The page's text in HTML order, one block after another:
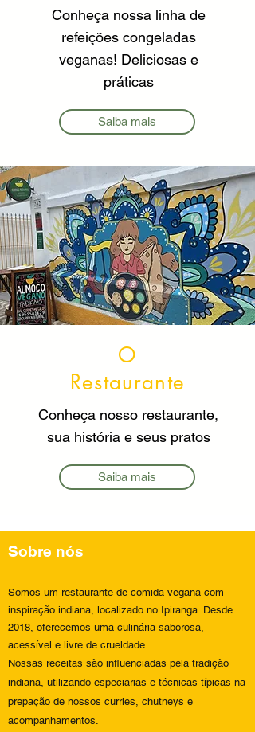
Conheça nossa linha de
refeições congeladas
veganas! Deliciosas e
práticas
Saiba mais
O
Restaurante
Conheça nosso restaurante,
sua história e seus pratos
Saiba mais
Sobre nós
Somos um restaurante de comida vegana com
inspiração indiana, localizado no Ipiranga. Desde
2018, oferecemos uma culinária saborosa,
acessível e livre de crueldade.
Nossas receitas são influenciadas pela tradição
indiana, utilizando especiarias e técnicas típicas na
prepação de nossos curries, chutneys e
acompanhamentos.